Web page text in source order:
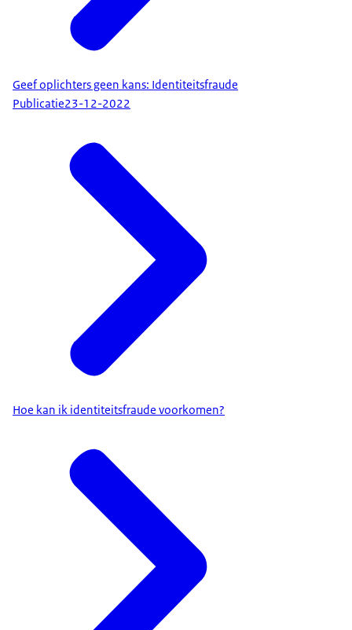
Geef oplichters geen kans: Identiteitsfraude
Publicatie23-12-2022
Hoe kan ik identiteitsfraude voorkomen?